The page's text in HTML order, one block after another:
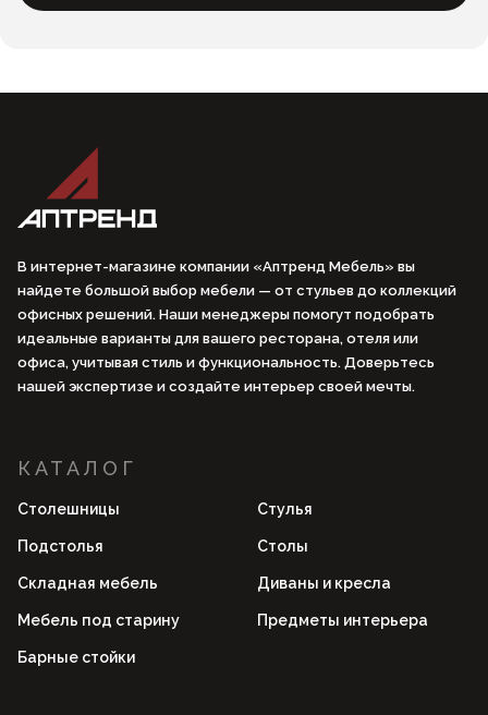
В интернет-магазине компании «Аптренд Мебель» вы
найдете большой выбор мебели — от стульев до коллекций
офисных решений. Наши менеджеры помогут подобрать
идеальные варианты для вашего ресторана, отеля или
офиса, учитывая стиль и функциональность. Доверьтесь
нашей экспертизе и создайте интерьер своей мечты.
КАТАЛОГ
Столешницы Стулья
Подстолья Столы
Складная мебель Диваны и кресла
Мебель под старину Предметы интерьера
Барные стойки